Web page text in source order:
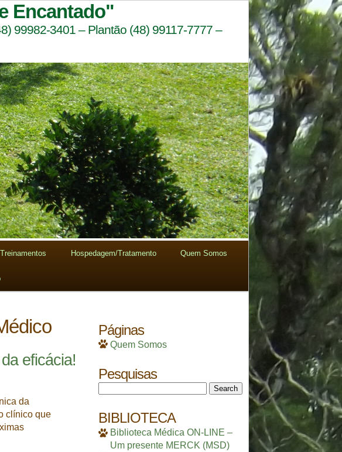
Encantado"
99982-3401 – Plantão (48) 99117-7777 –
Hospedagem/Tratamento Quem Somos
eficácia!
da
clínico que
Páginas
Quem Somos
Pesquisas
for:
BIBLIOTECA
Biblioteca Médica ON-LINE –
Um presente MERCK (MSD)